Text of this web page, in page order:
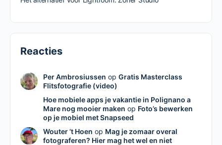
Reacties
Per Ambrosiussen op Gratis Masterclass
Flitsfotografie (video)
Hoe mobiele apps je vakantie in Polignano a
Mare nog mooier maken op Foto’s bewerken
op je mobiel met Snapseed
Wouter ‘t Hoen op Mag je zomaar overal
fotograferen? Hier mag het wel en niet